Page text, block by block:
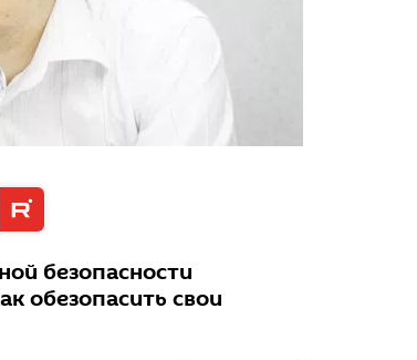
безопасности
обезопасить свои